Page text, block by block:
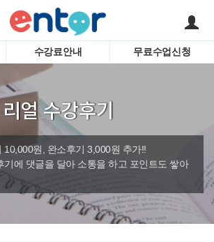
G1
서비스안내
강사소개
회사소개
어린이
영자신
수업
수강료안내 무료수업신청
얼 수강후기
10,000원, 완소후기 3,000원 추가!!
기에 댓글을 달아 소통을 하고 포인트도 쌓아